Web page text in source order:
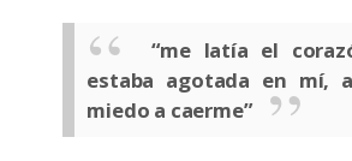
“me latía el
estaba agotada en mí,
miedo a caerme”